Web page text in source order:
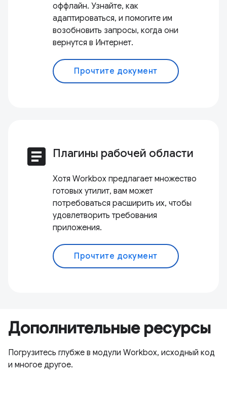
оффлайн. Узнайте, как
адаптироваться, и помогите им
возобновить запросы, когда они
вернутся в Интернет.
Прочтите документ
article Плагины рабочей области
Хотя Workbox предлагает множество
готовых утилит, вам может
потребоваться расширить их, чтобы
удовлетворить требования
приложения.
Прочтите документ
Дополнительные ресурсы
Погрузитесь глубже в модули Workbox, исходный код
и многое другое.